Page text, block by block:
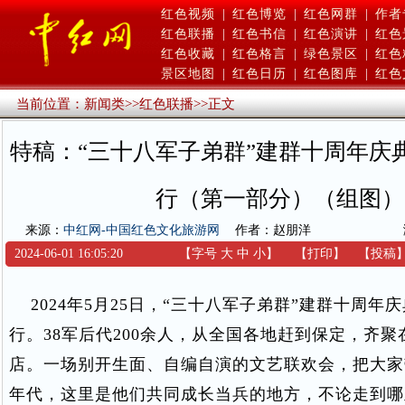
红色视频 | 红色博览 | 红色网群 | 作者
红色联播
红色书信 红色演讲
红色
红色收藏
红色格言 绿色景区
红色
景区地图
红色日历 红色图库 红色
当前位置：新闻类>>红色联播>>正文
特稿：“三十八军子弟群”建群十周年庆
行（第一部分）（组图）
来源： 中红网-中国红色文化旅游网 作者：赵朋洋
2024-06-01 16:05:20
【字号 大 中 小】 【打印 】 【投稿
2024年5月25日，“三十八军子弟群”建群十周年
行。38军后代200余人，从全国各地赶到保定，齐聚
店。一场别开生面、自编自演的文艺联欢会，把大
年代，这里是他们共同成长当兵的地方，不论走到